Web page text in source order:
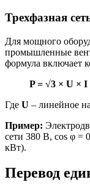
Трехфазная
Для мощного
промышленные
формула включает
P = √3 × U × I
Где U – линейное
Пример:
сети 380 В, cos φ =
кВт).
Перевод